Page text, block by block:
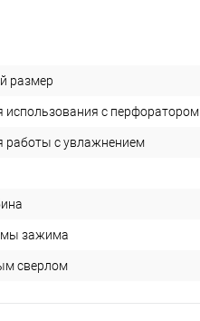
размер
использования с перфоратором
работы с увлажнением
зажима
сверлом